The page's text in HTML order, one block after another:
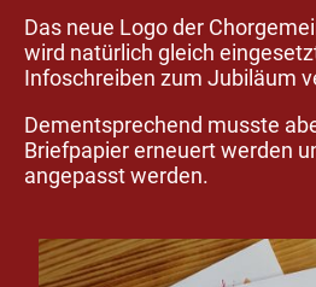
Das neue Logo der
wird natürlich gleich
Infoschreiben zum Jubiläum
Dementsprechend musste
Briefpapier erneuert werden
angepasst werden.